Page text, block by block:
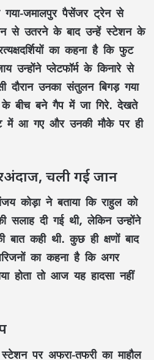
गया-जमालपुर पैसेंजर ट्रेन से
से उतरने के बाद उन्हें स्टेशन के
का कहना है कि फुट
प्लेटफॉर्म के किनारे से
दौरान उनका संतुलन बिगड़ गया
बीच बने गैप में जा गिरे. देखते
में आ गए और उनकी मौके पर ही
चली गई जान
कोड़ा ने बताया कि राहुल को
दी गई थी, लेकिन उन्होंने
कही थी. कुछ ही क्षणों बाद
का कहना है कि अगर
होता तो आज यह हादसा नहीं
पर अफरा-तफरी का माहौल